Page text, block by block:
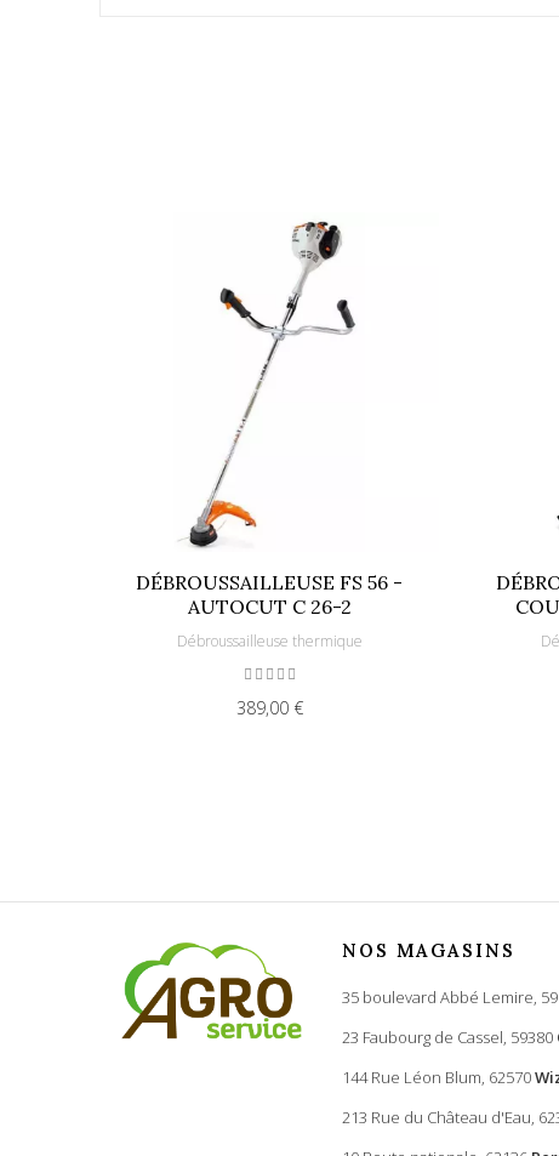
DÉBROUSSAILLEUSE FS 56 -
AUTOCUT C 26-2
Débroussailleuse thermique
389,00 €
NOS MAGASINS
35 boulevard Abbé Lemire,
23 Faubourg de Cassel, 59380
144 Rue Léon Blum, 62570
213 Rue du Château d'Eau,